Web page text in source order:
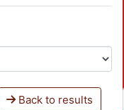
Back to results